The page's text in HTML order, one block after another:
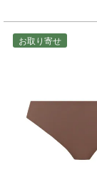
お取り寄せ